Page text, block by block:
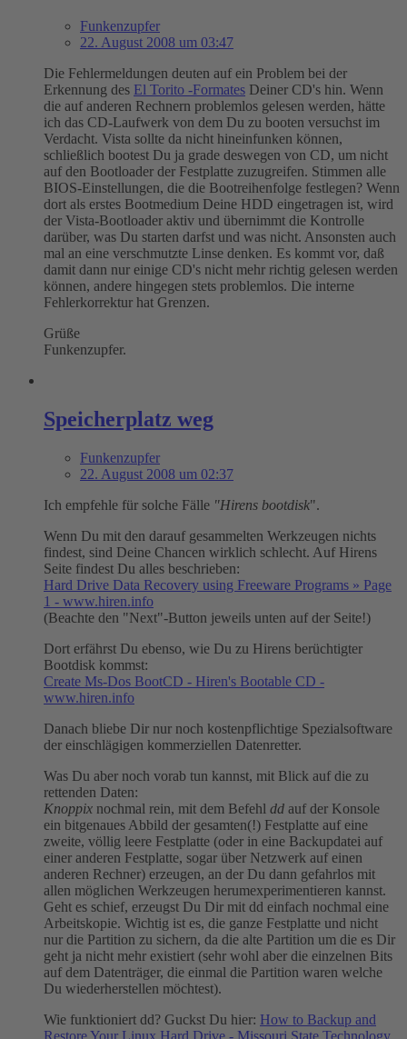
Funkenzupfer
22. August 2008 um 03:47
Die Fehlermeldungen deuten auf ein Problem bei der
Erkennung des El Torito -Formates Deiner CD's hin. Wenn
die auf anderen Rechnern problemlos gelesen werden, hätte
ich das CD-Laufwerk von dem Du zu booten versuchst im
Verdacht. Vista sollte da nicht hineinfunken können,
schließlich bootest Du ja grade deswegen von CD, um nicht
auf den Bootloader der Festplatte zuzugreifen. Stimmen alle
BIOS-Einstellungen, die die Bootreihenfolge festlegen? Wenn
dort als erstes Bootmedium Deine HDD eingetragen ist, wird
der Vista-Bootloader aktiv und übernimmt die Kontrolle
darüber, was Du starten darfst und was nicht. Ansonsten auch
mal an eine verschmutzte Linse denken. Es kommt vor, daß
damit dann nur einige CD's nicht mehr richtig gelesen werden
können, andere hingegen stets problemlos. Die interne
Fehlerkorrektur hat Grenzen.
Grüße
Funkenzupfer.
Speicherplatz weg
Funkenzupfer
22. August 2008 um 02:37
Ich empfehle für solche Fälle "Hirens bootdisk".
Wenn Du mit den darauf gesammelten Werkzeugen nichts
findest, sind Deine Chancen wirklich schlecht. Auf Hirens
Seite findest Du alles beschrieben:
Hard Drive Data Recovery using Freeware Programs » Page
1 - www.hiren.info
(Beachte den "Next"-Button jeweils unten auf der Seite!)
Dort erfährst Du ebenso, wie Du zu Hirens berüchtigter
Bootdisk kommst:
Create Ms-Dos BootCD - Hiren's Bootable CD -
www.hiren.info
Danach bliebe Dir nur noch kostenpflichtige Spezialsoftware
der einschlägigen kommerziellen Datenretter.
Was Du aber noch vorab tun kannst, mit Blick auf die zu
rettenden Daten:
Knoppix nochmal rein, mit dem Befehl dd auf der Konsole
ein bitgenaues Abbild der gesamten(!) Festplatte auf eine
zweite, völlig leere Festplatte (oder in eine Backupdatei auf
einer anderen Festplatte, sogar über Netzwerk auf einen
anderen Rechner) erzeugen, an der Du dann gefahrlos mit
allen möglichen Werkzeugen herumexperimentieren kannst.
Geht es schief, erzeugst Du Dir mit dd einfach nochmal eine
Arbeitskopie. Wichtig ist es, die ganze Festplatte und nicht
nur die Partition zu sichern, da die alte Partition um die es Dir
geht ja nicht mehr existiert (sehr wohl aber die einzelnen Bits
auf dem Datenträger, die einmal die Partition waren welche
Du wiederherstellen möchtest).
Wie funktioniert dd? Guckst Du hier: How to Backup and
Restore Your Linux Hard Drive - Missouri State Technology